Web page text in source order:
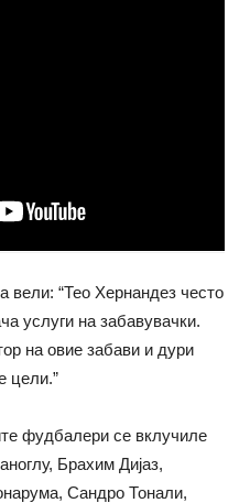
вели: “Тео Хернандез често
услуги на забавувачки.
на овие забави и дури
цели.”
фудбалери се вклучиле
Брахим Дијаз,
Сандро Тонали,